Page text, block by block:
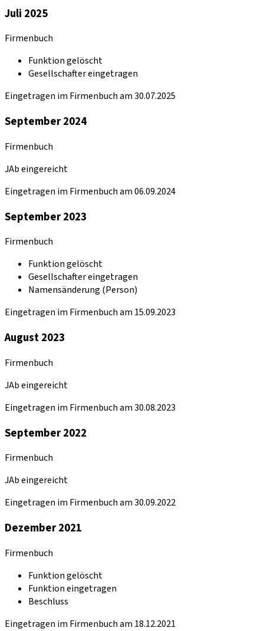
Juli 2025
Firmenbuch
Funktion gelöscht
Gesellschafter eingetragen
Eingetragen im Firmenbuch am 30.07.2025
September 2024
Firmenbuch
JAb eingereicht
Eingetragen im Firmenbuch am 06.09.2024
September 2023
Firmenbuch
Funktion gelöscht
Gesellschafter eingetragen
Namensänderung (Person)
Eingetragen im Firmenbuch am 15.09.2023
August 2023
Firmenbuch
JAb eingereicht
Eingetragen im Firmenbuch am 30.08.2023
September 2022
Firmenbuch
JAb eingereicht
Eingetragen im Firmenbuch am 30.09.2022
Dezember 2021
Firmenbuch
Funktion gelöscht
Funktion eingetragen
Beschluss
Eingetragen im Firmenbuch am 18.12.2021